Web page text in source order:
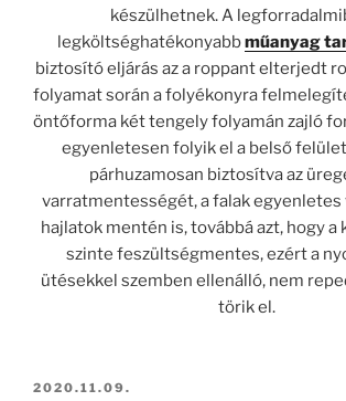
készülhetnek. A
legköltséghatékonyabbműanyag
biztosító eljárás az a roppant elterjedt
folyamat során a folyékonyra
öntőforma két tengely folyamán zajló
egyenletesen folyik el a belső
párhuzamosan biztosítva az
varratmentességét, a falak egyenletes
hajlatok mentén is, továbbá azt, hogy
szinte feszültségmentes, ezért a
ütésekkel szemben ellenálló, nem
törik el.
BEKÜLDVE:
2020.11.09.